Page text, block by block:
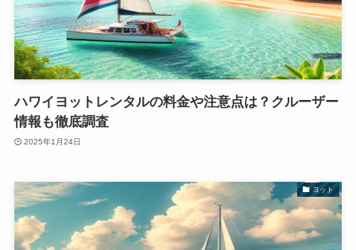
ハワイヨットレンタルの料金や注意点は？クルーザー
情報も徹底調査
2025年1月24日
ヨット